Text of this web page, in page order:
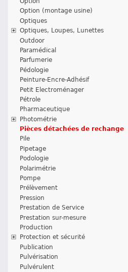
Option (montage usine)
Optiques
Optiques, Loupes, Lunettes
Outdoor
Paramédical
Parfumerie
Pédologie
Peinture-Encre-Adhésif
Petit Electroménager
Pétrole
Pharmaceutique
Photométrie
Pièces détachées de rechange
Pile
Pipetage
Podologie
Polarimétrie
Pompe
Prélèvement
Pression
Prestation de Service
Prestation sur-mesure
Production
Protection et sécurité
Publication
Pulvérisation
Pulvérulent